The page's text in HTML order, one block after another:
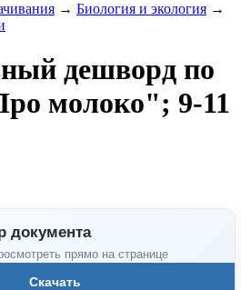
→ Биология и экология →
дешворд по
молоко"; 9-11
документа
прямо на странице
Скачать